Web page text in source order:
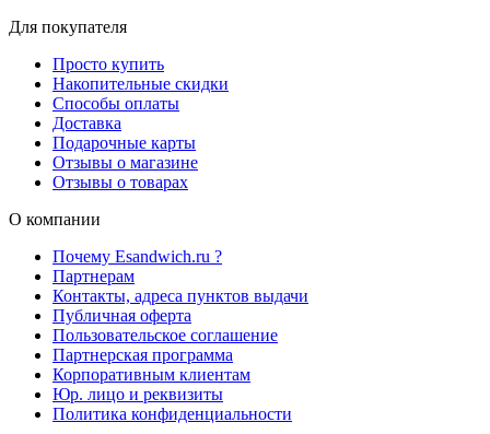
Для покупателя
Просто купить
Накопительные скидки
Способы оплаты
Доставка
Подарочные карты
Отзывы о магазине
Отзывы о товарах
О компании
Почему Esandwich.ru ?
Партнерам
Контакты, адреса пунктов выдачи
Публичная оферта
Пользовательское соглашение
Партнерская программа
Корпоративным клиентам
Юр. лицо и реквизиты
Политика конфиденциальности